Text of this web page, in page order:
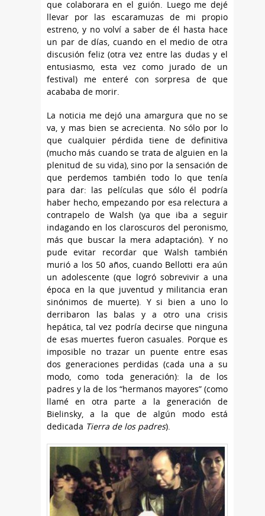
que colaborara en el guión. Luego me dejé
llevar por las escaramuzas de mi propio
estreno, y no volví a saber de él hasta hace
un par de días, cuando en el medio de otra
discusión feliz (otra vez entre las dudas y el
entusiasmo, esta vez como jurado de un
festival) me enteré con sorpresa de que
acababa de morir.
La noticia me dejó una amargura que no se
va, y mas bien se acrecienta. No sólo por lo
que cualquier pérdida tiene de definitiva
(mucho más cuando se trata de alguien en la
plenitud de su vida), sino por la sensación de
que perdemos también todo lo que tenía
para dar: las películas que sólo él podría
haber hecho, empezando por esa relectura a
contrapelo de Walsh (ya que iba a seguir
indagando en los claroscuros del peronismo,
más que buscar la mera adaptación). Y no
pude evitar recordar que Walsh también
murió a los 50 años, cuando Bellotti era aún
un adolescente (que logró sobrevivir a una
época en la que juventud y militancia eran
sinónimos de muerte). Y si bien a uno lo
derribaron las balas y a otro una crisis
hepática, tal vez podría decirse que ninguna
de esas muertes fueron casuales. Porque es
imposible no trazar un puente entre esas
dos generaciones perdidas (cada una a su
modo, como toda generación): la de los
padres y la de los “hermanos mayores” (como
llamé en otra parte a la generación de
Bielinsky, a la que de algún modo está
dedicada Tierra de los padres).